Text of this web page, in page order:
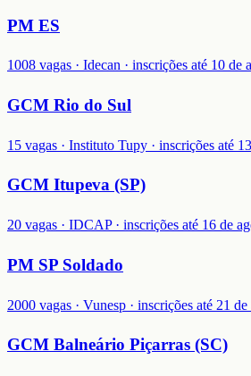
PM ES
1008 vagas · Idecan · inscrições até 10 de
GCM Rio do Sul
15 vagas · Instituto Tupy · inscrições até
GCM Itupeva (SP)
20 vagas · IDCAP · inscrições até 16 de
PM SP Soldado
2000 vagas · Vunesp · inscrições até 21
GCM Balneário Piçarras (SC)